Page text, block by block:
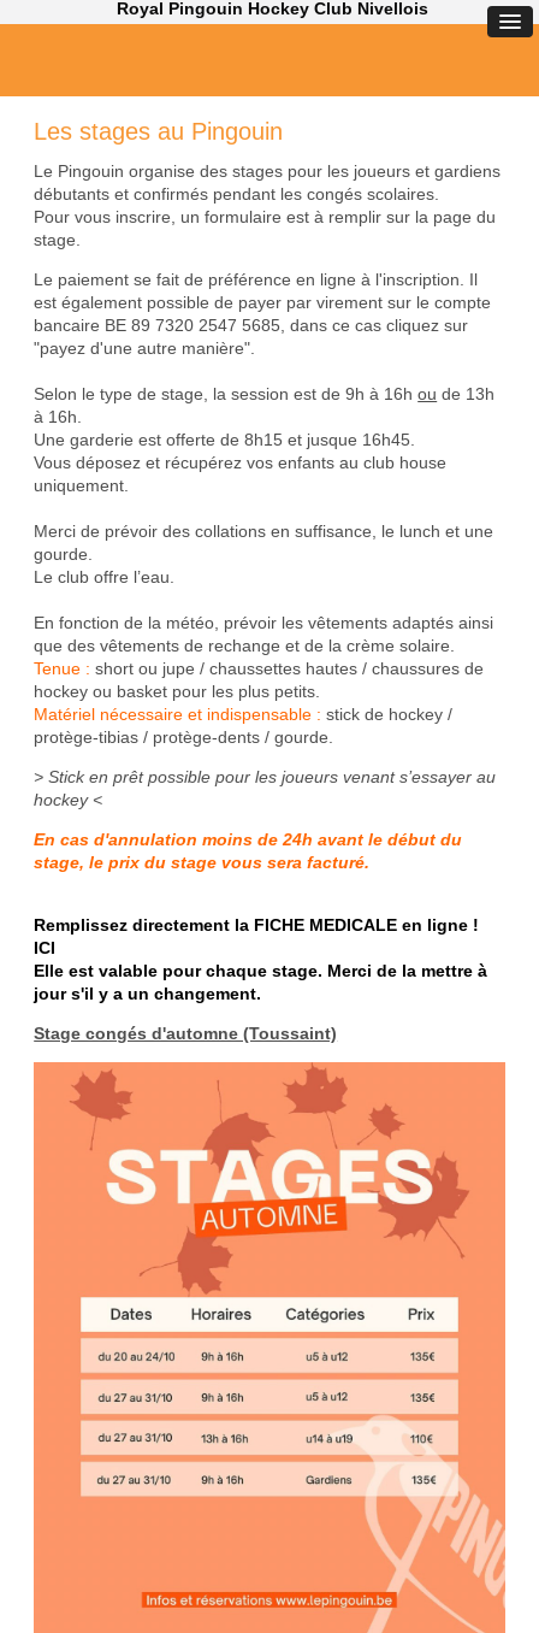
Royal Pingouin Hockey Club Nivellois
Les stages au Pingouin
Le Pingouin organise des stages pour les joueurs et gardiens
débutants et confirmés pendant les congés scolaires.
Pour vous inscrire, un formulaire est à remplir sur la page du
stage.
Le paiement se fait de préférence en ligne à l'inscription. Il
est également possible de payer par virement sur le compte
bancaire BE 89 7320 2547 5685, dans ce cas cliquez sur
"payez d'une autre manière".
Selon le type de stage, la session est de 9h à 16hou de 13h
à 16h.
Une garderie est offerte de 8h15 et jusque 16h45.
Vous déposez et récupérez vos enfants au club house
uniquement.
Merci de prévoir des collations en suffisance, le lunch et une
gourde.
Le club offre l’eau.
En fonction de la météo, prévoir les vêtements adaptés ainsi
que des vêtements de rechange et de la crème solaire.
Tenue : short ou jupe / chaussettes hautes / chaussures de
hockey ou basket pour les plus petits.
Matériel nécessaire et indispensable : stick de hockey /
protège-tibias / protège-dents / gourde.
> Stick en prêt possible pour les joueurs venant s’essayer au
hockey <
En cas d'annulation moins de 24h avant le début du
stage, le prix du stage vous sera facturé.
Remplissez directement la FICHE MEDICALE en ligne !
ICI
Elle est valable pour chaque stage. Merci de la mettre à
jour s'il y a un changement.
Stage congés d'automne (Toussaint)